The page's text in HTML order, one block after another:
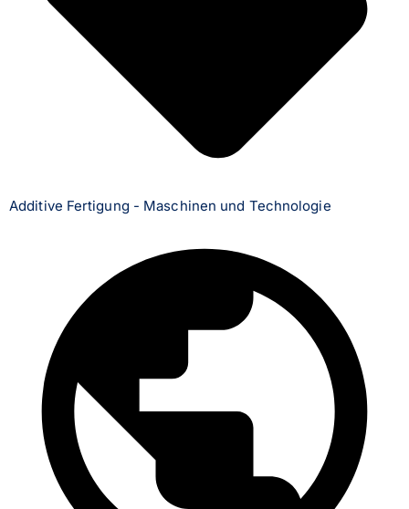
Additive Fertigung - Maschinen und Technologie